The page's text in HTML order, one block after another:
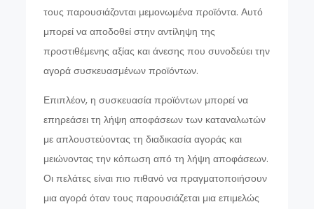
τους παρουσιάζονται μεμονωμένα προϊόντα. Αυτό
μπορεί να αποδοθεί στην αντίληψη της
προστιθέμενης αξίας και άνεσης που συνοδεύει την
αγορά συσκευασμένων προϊόντων.
Επιπλέον, η συσκευασία προϊόντων μπορεί να
επηρεάσει τη λήψη αποφάσεων των καταναλωτών
με απλουστεύοντας τη διαδικασία αγοράς και
μειώνοντας την κόπωση από τη λήψη αποφάσεων.
Οι πελάτες είναι πιο πιθανό να πραγματοποιήσουν
μια αγορά όταν τους παρουσιάζεται μια επιμελώς